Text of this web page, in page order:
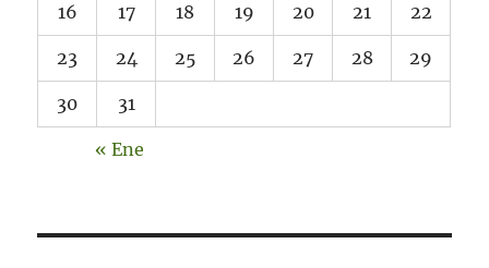
16 17 18 19 20 21 22
23 24 25 26 27 28 29
30 31
« Ene